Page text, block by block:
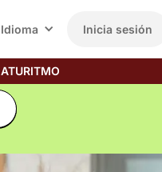
Idioma Inicia sesión
ATURITMO